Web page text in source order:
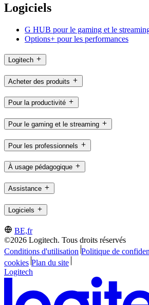
Logiciels
G HUB pour le gaming et le
Options+ pour les performances
Logitech
Acheter des produits
Pour la productivité
Pour le gaming et le streaming
Pour les professionnels
À usage pédagogique
Assistance
Logiciels
BE,fr
©2026 Logitech. Tous droits réservés
Conditions d'utilisation Politique de
cookies Plan du site
Logitech